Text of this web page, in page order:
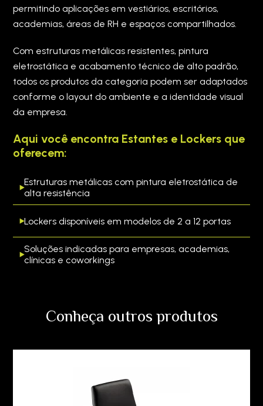
permitindo aplicações em vestiários, escritórios,
academias, áreas de RH e espaços compartilhados.
Com estruturas metálicas resistentes, pintura
eletrostática e acabamento técnico de alto padrão,
todos os produtos da categoria podem ser adaptados
conforme o layout do ambiente e a identidade visual
da empresa.
Aqui você encontra Estantes e Lockers que
oferecem:
Estruturas metálicas com pintura eletrostática de
alta resistência
Lockers disponíveis em modelos de 2 a 12 portas
Soluções indicadas para empresas, academias,
clínicas e coworkings
Conheça outros produtos